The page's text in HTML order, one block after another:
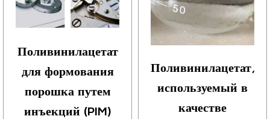
Поливинилацетат
для формования
порошка путем
инъекций (PIM)
Поливинилацетат,
используемый в
качестве